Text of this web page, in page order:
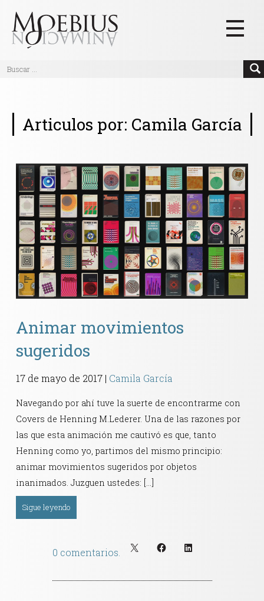
Blog
Eventos
Links
Quiénes Somos
Manifiesto
Contacto
Articulos por: Camila García
Animar movimientos
sugeridos
17 de mayo de 2017 | Camila García
Navegando por ahí tuve la suerte de encontrarme con
Covers de Henning M.Lederer. Una de las razones por
las que esta animación me cautivó es que, tanto
Henning como yo, partimos del mismo principio:
animar movimientos sugeridos por objetos
inanimados. Juzguen ustedes: […]
Sigue leyendo
0 comentarios.